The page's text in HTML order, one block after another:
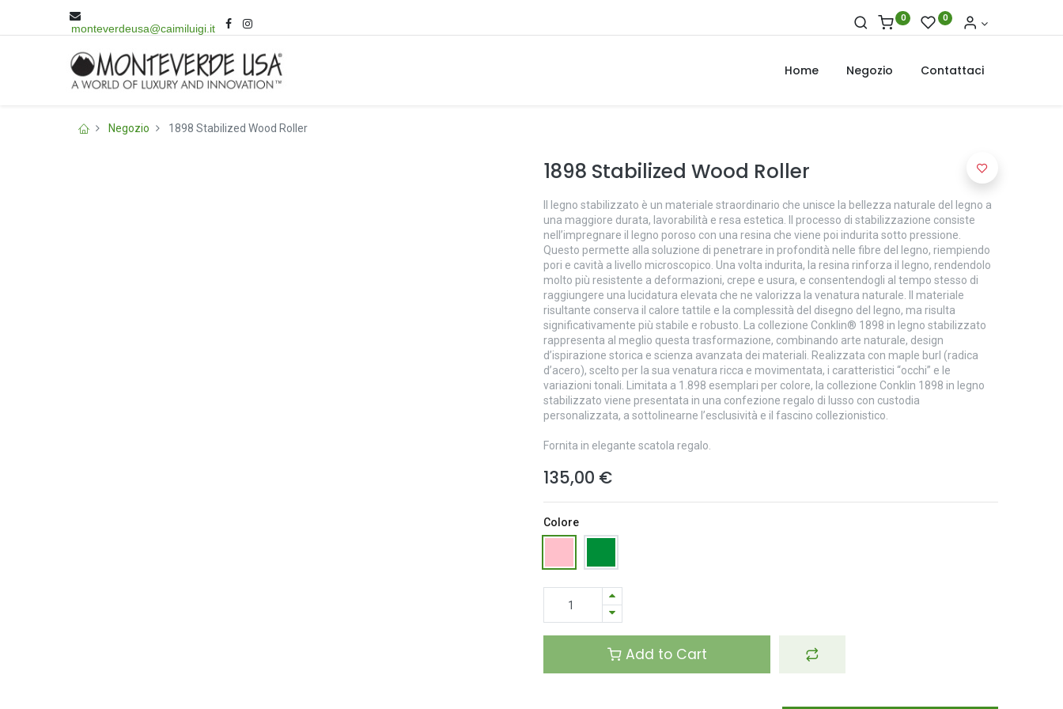
monteverdeusa@caimiluigi.it
0 0
Home Negozio Contattaci
Negozio 1898 Stabilized Wood Roller
1898 Stabilized Wood Roller
Il legno stabilizzato è un materiale straordinario che unisce la bellezza naturale del legno a
una maggiore durata, lavorabilità e resa estetica. Il processo di stabilizzazione consiste
nell’impregnare il legno poroso con una resina che viene poi indurita sotto pressione.
Questo permette alla soluzione di penetrare in profondità nelle fibre del legno, riempiendo
pori e cavità a livello microscopico. Una volta indurita, la resina rinforza il legno, rendendolo
molto più resistente a deformazioni, crepe e usura, e consentendogli al tempo stesso di
raggiungere una lucidatura elevata che ne valorizza la venatura naturale. Il materiale
risultante conserva il calore tattile e la complessità del disegno del legno, ma risulta
significativamente più stabile e robusto. La collezione Conklin® 1898 in legno stabilizzato
rappresenta al meglio questa trasformazione, combinando arte naturale, design
d’ispirazione storica e scienza avanzata dei materiali. Realizzata con maple burl (radica
d’acero), scelto per la sua venatura ricca e movimentata, i caratteristici “occhi” e le
variazioni tonali. Limitata a 1.898 esemplari per colore, la collezione Conklin 1898 in legno
stabilizzato viene presentata in una confezione regalo di lusso con custodia
personalizzata, a sottolinearne l’esclusività e il fascino collezionistico.
Fornita in elegante scatola regalo.
135,00 €
Colore
Add to Cart